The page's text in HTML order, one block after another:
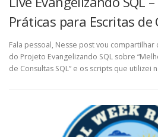
Práticas para Escritas de
Fala pessoal, Nesse post vou compartilhar
do Projeto Evangelizando SQL sobre
de Consultas SQL” e os scripts que utilizei